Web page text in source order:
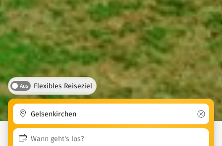
Aus Flexibles Reiseziel